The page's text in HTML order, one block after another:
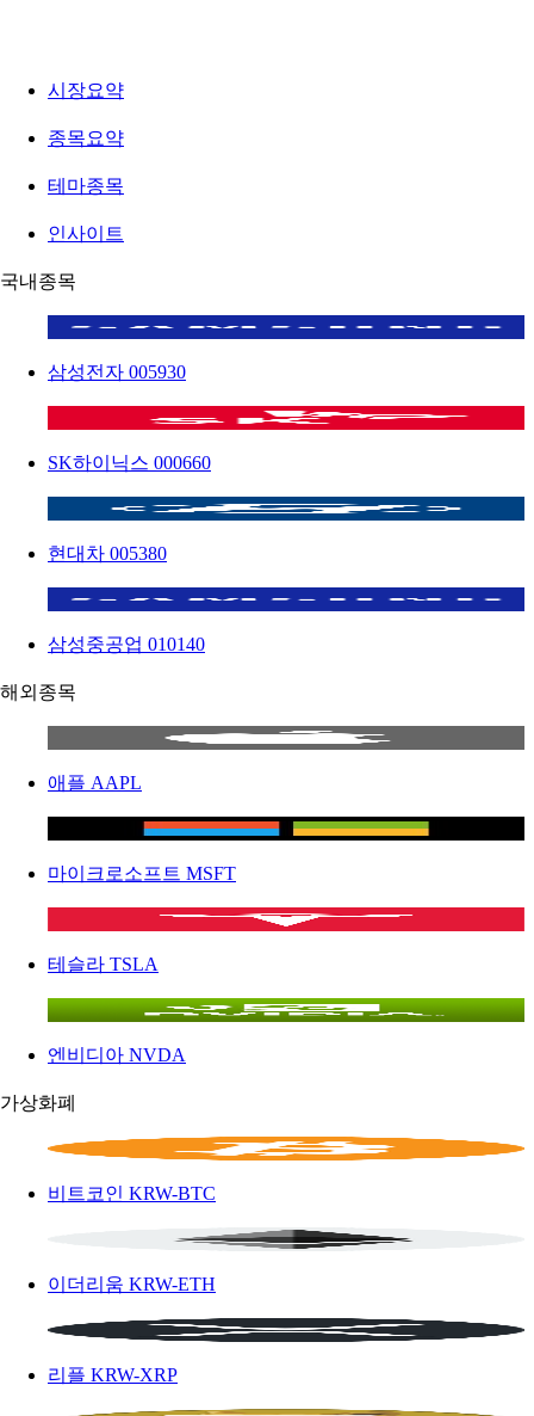
시장요약
종목요약
테마종목
인사이트
국내종목
삼성전자 005930
SK하이닉스 000660
현대차 005380
삼성중공업 010140
해외종목
애플 AAPL
마이크로소프트 MSFT
테슬라 TSLA
엔비디아 NVDA
가상화폐
비트코인 KRW-BTC
이더리움 KRW-ETH
리플 KRW-XRP